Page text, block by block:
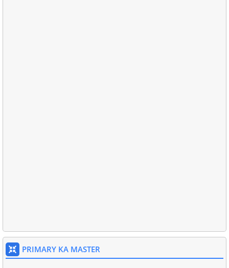
PRIMARY KA MASTER